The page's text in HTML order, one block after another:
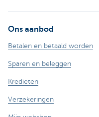
Ons aanbod
Betalen en betaald worden
Sparen en beleggen
Kredieten
Verzekeringen